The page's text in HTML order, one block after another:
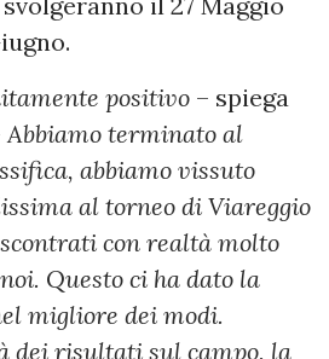
positivo – spiega
Abbiamo terminato al
abbiamo vissuto
al torneo di Viareggio
con realtà molto
Questo ci ha dato la
migliore dei modi.
dei risultati sul campo, la